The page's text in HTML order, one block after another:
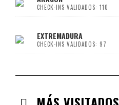
CHECK-INS VALIDADOS: 110
EXTREMADURA
CHECK-INS VALIDADOS: 97